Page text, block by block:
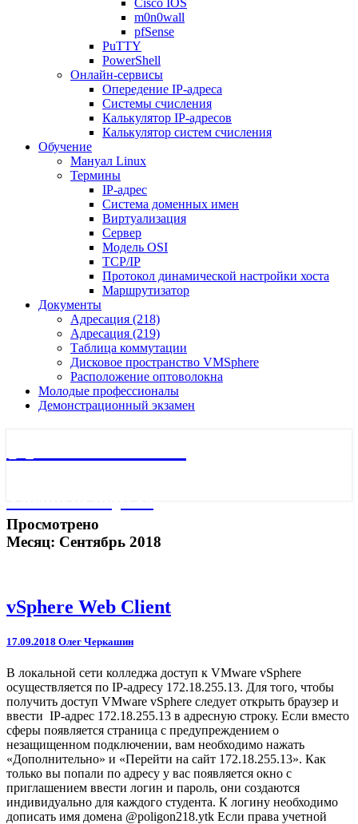
Cisco IOS
m0n0wall
pfSense
PuTTY
PowerShell
Онлайн-сервисы
Опередение IP-адреса
Системы счисления
Калькулятор IP-адресов
Калькулятор систем счисления
Обучение
Мануал Linux
Термины
IP-адрес
Система доменных имен
Виртуализация
Сервер
Модель OSI
TCP/IP
Протокол динамической настройки хоста
Маршрутизатор
Документы
Адресация (218)
Адресация (219)
Таблица коммутации
Дисковое пространство VMSphere
Расположение оптоволокна
Молодые профессионалы
Демонстрационный экзамен
Просмотрено
Месяц: Сентябрь 2018
vSphere
Web
vSphere Web Client
17.09.2018 Олег Черкашин
В локальной сети колледжа доступ к VMware vSphere
осуществляется по IP-адресу 172.18.255.13. Для того, чтобы
получить доступ VMware vSphere следует открыть браузер и
ввести IP-адрес 172.18.255.13 в адресную строку. Если вместо
сферы появляется страница с предупреждением о
незащищенном подключении, вам необходимо нажать
«Дополнительно» и «Перейти на сайт 172.18.255.13». Как
только вы попали по адресу у вас появляется окно с
приглашением ввести логин и пароль, они создаются
индивидуально для каждого студента. К логину необходимо
дописать имя домена @poligon218.ytk Если права учетной